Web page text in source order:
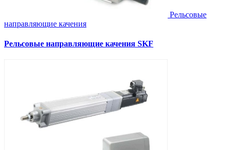
Рельсовые
направляющие качения
Рельсовые направляющие качения SKF